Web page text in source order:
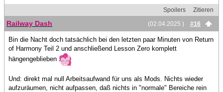
Spoilers
Zitieren
(02.04.2025 )
#16
Railway Dash
Bin die Nacht doch tatsächlich bei den letzten paar Minuten von Return
of Harmony Teil 2 und anschließend Lesson Zero komplett
hängengeblieben
Und: direkt mal null Arbeitsaufwand für uns als Mods. Nichts wieder
aufzuräumen, nicht aufpassen, daß nichts in "normale" Bereiche rein